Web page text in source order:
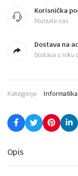
Korisnička
Pozovite nas
Dostava na
Dostava u roku
Kategorije: Informatika
Opis